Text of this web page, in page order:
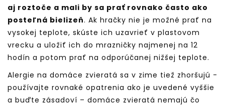
aj roztoče a mali by sa prať rovnako často ako
posteľná bielizeň. Ak hračky nie je možné prať na
vysokej teplote, skúste ich uzavrieť v plastovom
vrecku a uložiť ich do mrazničky najmenej na 12
hodín a potom prať na odporúčanej nižšej teplote.
Alergie na domáce zvieratá sa v zime tiež zhoršujú -
používajte rovnaké opatrenia ako je uvedené vyššie
a buďte zásadoví – domáce zvieratá nemajú čo